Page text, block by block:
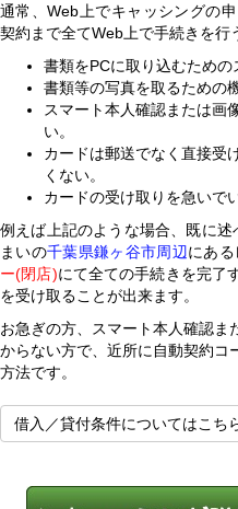
通常、Web上でキャッシングの
契約まで全てWeb上で手続きを行
書類をPCに取り込むための
書類等の写真を取るための
スマート本人確認または画
い。
カードは郵送でなく直接受
くない。
カードの受け取りを急いで
例えば上記のような場合、既に
まいの千葉県鎌ヶ谷市周辺にある
ー(閉店)にて全ての手続きを完了
を受け取ることが出来ます。
お急ぎの方、スマート本人確認ま
からない方で、近所に自動契約コ
方法です。
借入／貸付条件についてはこち